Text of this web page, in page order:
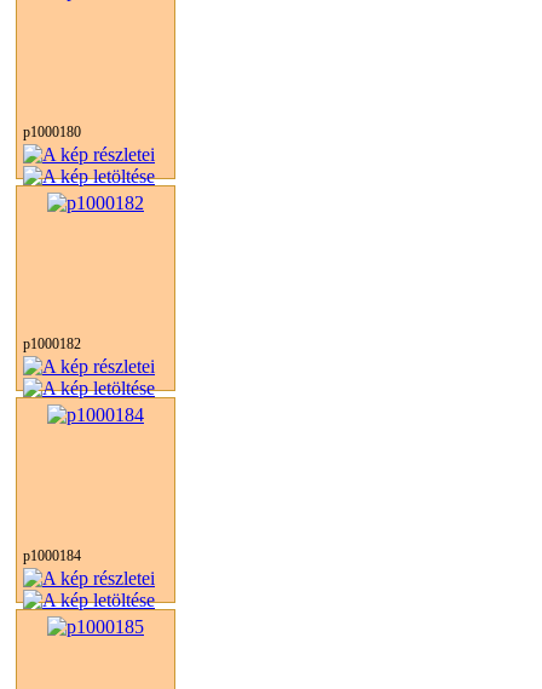
p1000180
p1000182
p1000184